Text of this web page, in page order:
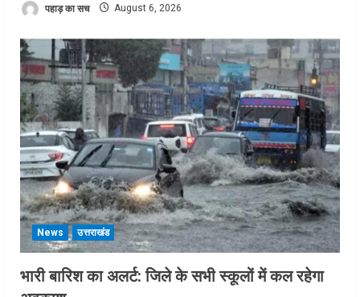
पहाड़ का सच August 6, 2026
News उत्तराखंड
भारी बारिश का अलर्ट: जिले के सभी स्कूलों में कल रहेगा